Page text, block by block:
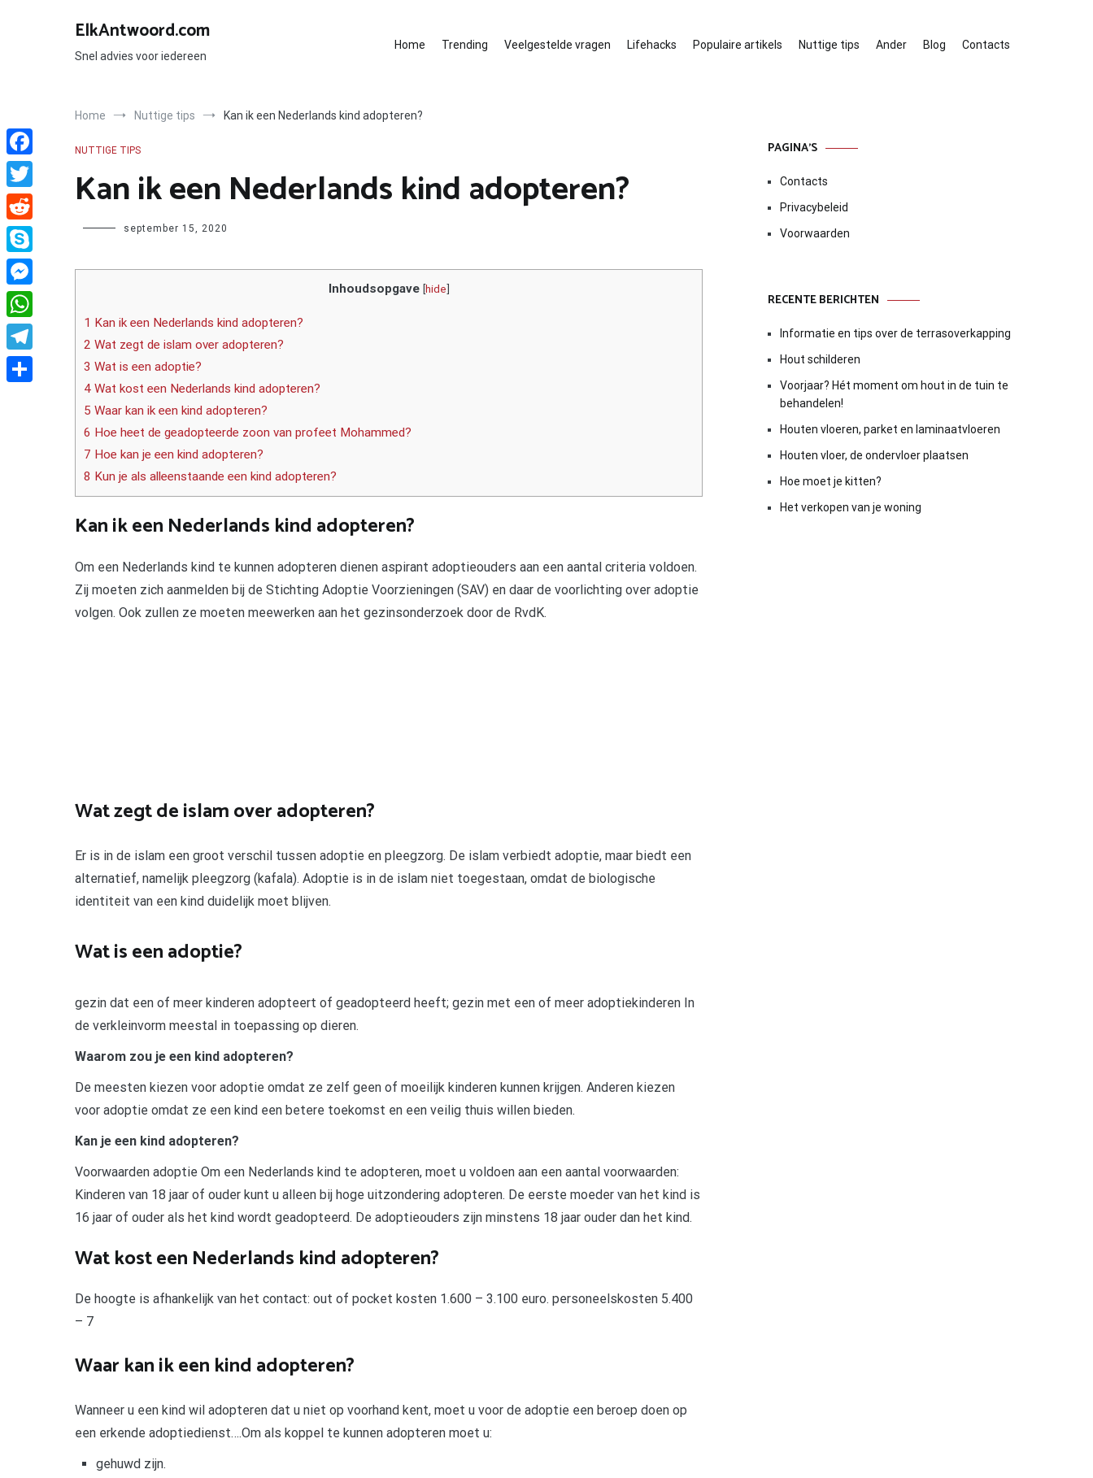
ElkAntwoord.com
Snel advies voor iedereen
Home Trending Veelgestelde vragen Lifehacks Populaire artikels Nuttige tips Ander Blog Contacts
Home Nuttige tips Kan ik een Nederlands kind adopteren?
NUTTIGE TIPS
Kan ik een Nederlands kind adopteren?
Author september 15, 2020
Inhoudsopgave [hide]
1 Kan ik een Nederlands kind adopteren?
2 Wat zegt de islam over adopteren?
3 Wat is een adoptie?
4 Wat kost een Nederlands kind adopteren?
5 Waar kan ik een kind adopteren?
6 Hoe heet de geadopteerde zoon van profeet Mohammed?
7 Hoe kan je een kind adopteren?
8 Kun je als alleenstaande een kind adopteren?
Kan ik een Nederlands kind adopteren?
Om een Nederlands kind te kunnen adopteren dienen aspirant adoptieouders aan een aantal criteria voldoen.
Zij moeten zich aanmelden bij de Stichting Adoptie Voorzieningen (SAV) en daar de voorlichting over adoptie
volgen. Ook zullen ze moeten meewerken aan het gezinsonderzoek door de RvdK.
Wat zegt de islam over adopteren?
Er is in de islam een groot verschil tussen adoptie en pleegzorg. De islam verbiedt adoptie, maar biedt een
alternatief, namelijk pleegzorg (kafala). Adoptie is in de islam niet toegestaan, omdat de biologische
identiteit van een kind duidelijk moet blijven.
Wat is een adoptie?
gezin dat een of meer kinderen adopteert of geadopteerd heeft; gezin met een of meer adoptiekinderen In
de verkleinvorm meestal in toepassing op dieren.
Waarom zou je een kind adopteren?
De meesten kiezen voor adoptie omdat ze zelf geen of moeilijk kinderen kunnen krijgen. Anderen kiezen
voor adoptie omdat ze een kind een betere toekomst en een veilig thuis willen bieden.
Kan je een kind adopteren?
Voorwaarden adoptie Om een Nederlands kind te adopteren, moet u voldoen aan een aantal voorwaarden:
Kinderen van 18 jaar of ouder kunt u alleen bij hoge uitzondering adopteren. De eerste moeder van het kind is
16 jaar of ouder als het kind wordt geadopteerd. De adoptieouders zijn minstens 18 jaar ouder dan het kind.
Wat kost een Nederlands kind adopteren?
De hoogte is afhankelijk van het contact: out of pocket kosten 1.600 – 3.100 euro. personeelskosten 5.400
– 7
Waar kan ik een kind adopteren?
Wanneer u een kind wil adopteren dat u niet op voorhand kent, moet u voor de adoptie een beroep doen op
een erkende adoptiedienst….Om als koppel te kunnen adopteren moet u:
gehuwd zijn.
PAGINA’S
Contacts
Privacybeleid
Voorwaarden
RECENTE BERICHTEN
Informatie en tips over de terrasoverkapping
Hout schilderen
Voorjaar? Hét moment om hout in de tuin te
behandelen!
Houten vloeren, parket en laminaatvloeren
Houten vloer, de ondervloer plaatsen
Hoe moet je kitten?
Het verkopen van je woning
Facebook
Twitter
Reddit
Skype
Messenger
WhatsApp
Telegram